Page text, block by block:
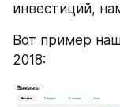
инвестиций,
Вот пример
2018: